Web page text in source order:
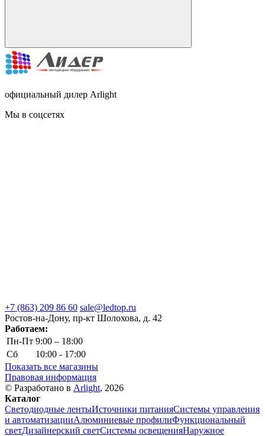
официальный дилер Arlight
Мы в соцсетях
+7 (863) 209 86 60 sale@ledtop.ru
Ростов-на-Дону, пр-кт Шолохова, д. 42
Работаем:
Пн-Пт 9:00 – 18:00
Сб
10:00 - 17:00
Показать все магазины
Правовая информация
© Разработано в Arlight, 2026
Каталог
Светодиодные лентыИсточники питанияСистемы управления
и автоматизацииАлюминиевые профилиФункциональный
светДизайнерский светСистемы освещенияНаружное